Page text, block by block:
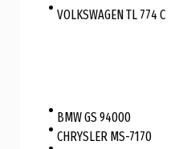
VOLKSWAGEN TL 774 C
BMW GS 94000
CHRYSLER MS-7170